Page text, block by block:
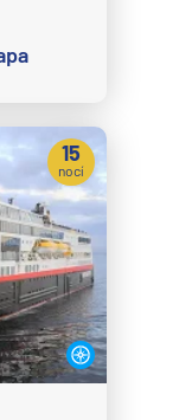
15
nocí